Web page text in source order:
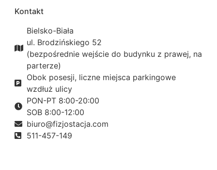
Kontakt
Bielsko-Biała
ul. Brodzińskiego 52
(bezpośrednie wejście do budynku z prawej, na
parterze)
Obok posesji, liczne miejsca parkingowe
wzdłuż ulicy
PON-PT 8:00-20:00
SOB 8:00-12:00
biuro@fizjostacja.com
511-457-149